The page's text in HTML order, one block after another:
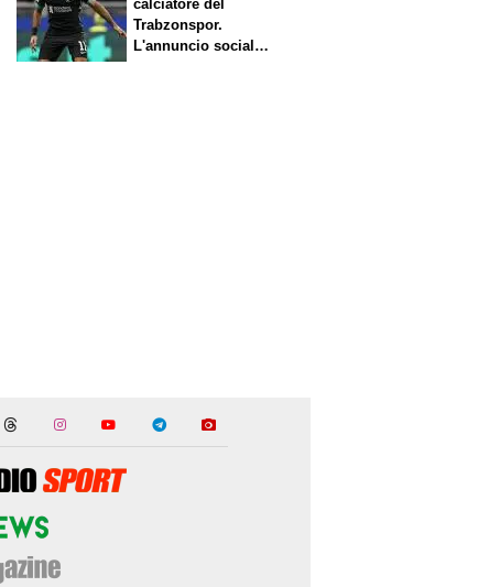
calciatore del
Trabzonspor.
L'annuncio social